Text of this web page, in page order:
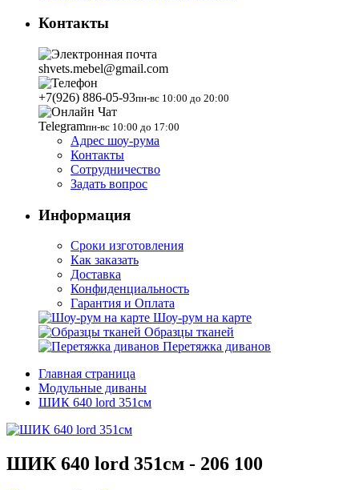
Контакты
shvets.mebel@gmail.com
+7(926) 886-05-93пн-вс 10:00 до 20:00
Telegramпн-вс 10:00 до 17:00
Адрес шоу-рума
Контакты
Сотрудничество
Задать вопрос
Информация
Сроки изготовления
Как заказать
Доставка
Конфиденциальность
Гарантия и Оплата
Шоу-рум на карте
Образцы тканей
Перетяжка диванов
Главная страница
Модульные диваны
ШИК 640 lord 351см
ШИК 640 lord 351см - 206 100